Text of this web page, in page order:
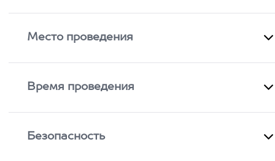
Место проведения
Время проведения
Безопасность